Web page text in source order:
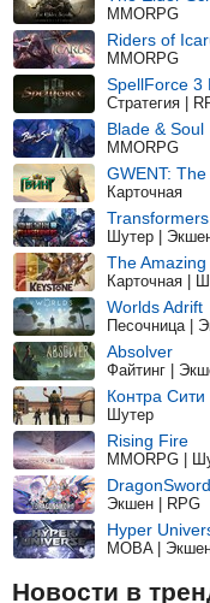
MMORPG
Riders of
MMORPG
SpellForce 3
Стратегия |
Blade & Soul
MMORPG
GWENT:
Карточная
Шутер |
The
Карточная |
Worlds Adrift
Песочница |
Absolver
Файтинг |
Контра Сити
Шутер
Rising Fire
MMORPG |
Экшен | RPG
Hyper
MOBA |
Новости в